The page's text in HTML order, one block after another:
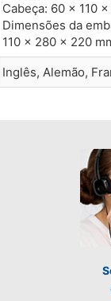
Cabeça: 60 x 110
Dimensões da
110 x 280 x 220
Inglês, Alemão,